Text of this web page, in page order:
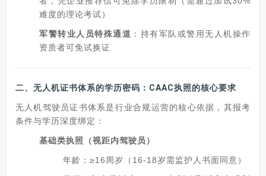
难度的理论考试）
军警转业人员特殊通道 ：持有军队或警用无人机操作
资质者可免试换证
二、无人机证书体系的学历密码：CAAC执照的核心要求
无人机驾驶员证书体系是行业合规运营的核心依据，其报考
条件与学历深度绑定：
基础类执照（视距内驾驶员）
年龄：≥16周岁（16-18岁需监护人书面同意）